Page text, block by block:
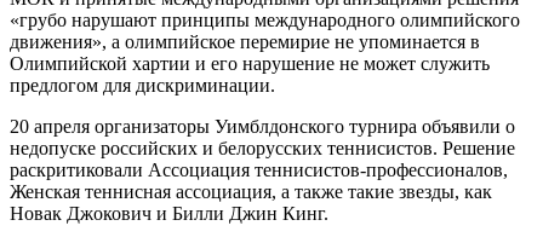
«грубо нарушают принципы международного олимпийского
движения», а олимпийское перемирие не упоминается в
Олимпийской хартии и его нарушение не может служить
предлогом для дискриминации.
20 апреля организаторы Уимблдонского турнира объявили о
недопуске российских и белорусских теннисистов. Решение
раскритиковали Ассоциация теннисистов-профессионалов,
Женская теннисная ассоциация, а также такие звезды, как
Новак Джокович и Билли Джин Кинг.